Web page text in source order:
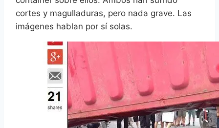
cortes y magulladuras, pero nada grave. Las
imágenes hablan por sí solas.